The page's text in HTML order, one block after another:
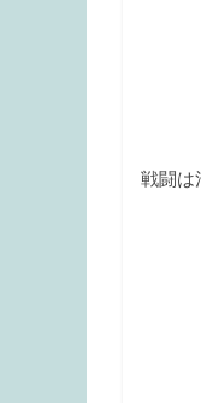
戦闘は